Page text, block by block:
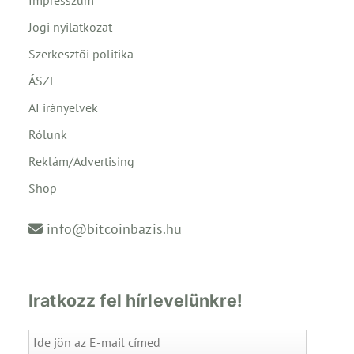
Jogi nyilatkozat
Szerkesztői politika
ÁSZF
AI irányelvek
Rólunk
Reklám/Advertising
Shop
info@bitcoinbazis.hu
Iratkozz fel hírlevelünkre!